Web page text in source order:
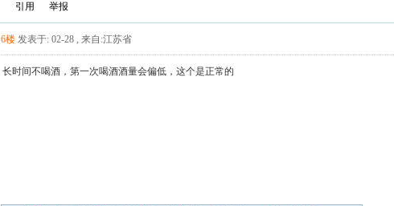
引用 举报
6楼 发表于: 02-28 , 来自:江苏省
长时间不喝酒，第一次喝酒酒量会偏低，这个是正常的